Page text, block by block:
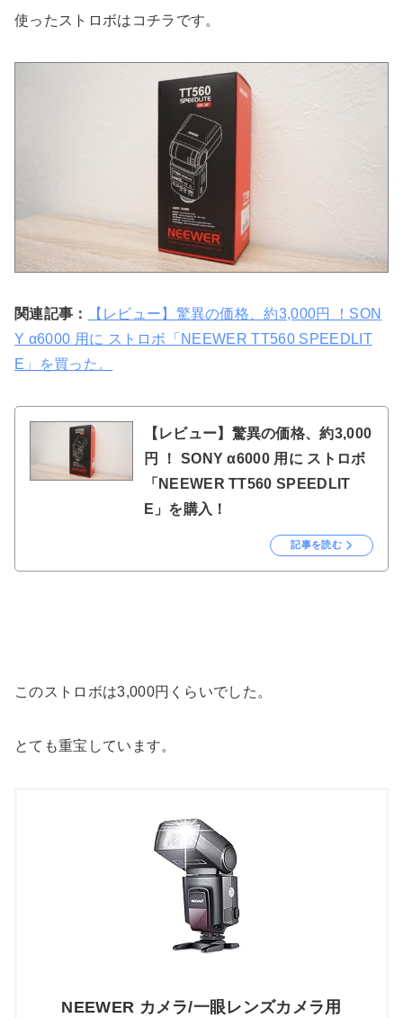
使ったストロボはコチラです。
関連記事：
【レビュー】驚異の価格、約3,000円 ！SON
Y α6000 用に ストロボ「NEEWER TT560 SPEEDLIT
E」を買った。
【レビュー】驚異の価格、約3,000
円 ！ SONY α6000 用に ストロボ
「NEEWER TT560 SPEEDLIT
E」を購入！
記事を読む
このストロボは3,000円くらいでした。
とても重宝しています。
NEEWER カメラ/一眼レンズカメラ用